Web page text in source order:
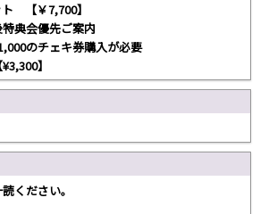
【￥7,700】
典会優先ご案内
のチェキ券購入が必要
】
ください。